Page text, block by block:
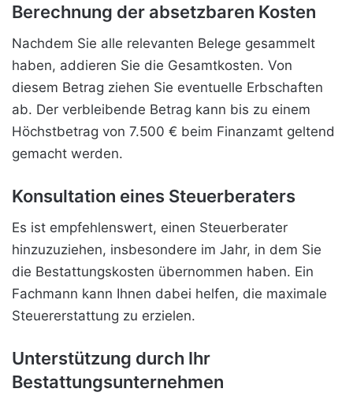
Berechnung der absetzbaren Kosten
Nachdem Sie alle relevanten Belege gesammelt
haben, addieren Sie die Gesamtkosten. Von
diesem Betrag ziehen Sie eventuelle Erbschaften
ab. Der verbleibende Betrag kann bis zu einem
Höchstbetrag von 7.500 € beim Finanzamt geltend
gemacht werden.
Konsultation eines Steuerberaters
Es ist empfehlenswert, einen Steuerberater
hinzuzuziehen, insbesondere im Jahr, in dem Sie
die Bestattungskosten übernommen haben. Ein
Fachmann kann Ihnen dabei helfen, die maximale
Steuererstattung zu erzielen.
Unterstützung durch Ihr
Bestattungsunternehmen